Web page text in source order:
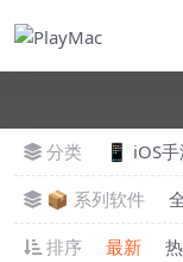
分类 📱 iOS
📦 系列软件
排序
最新